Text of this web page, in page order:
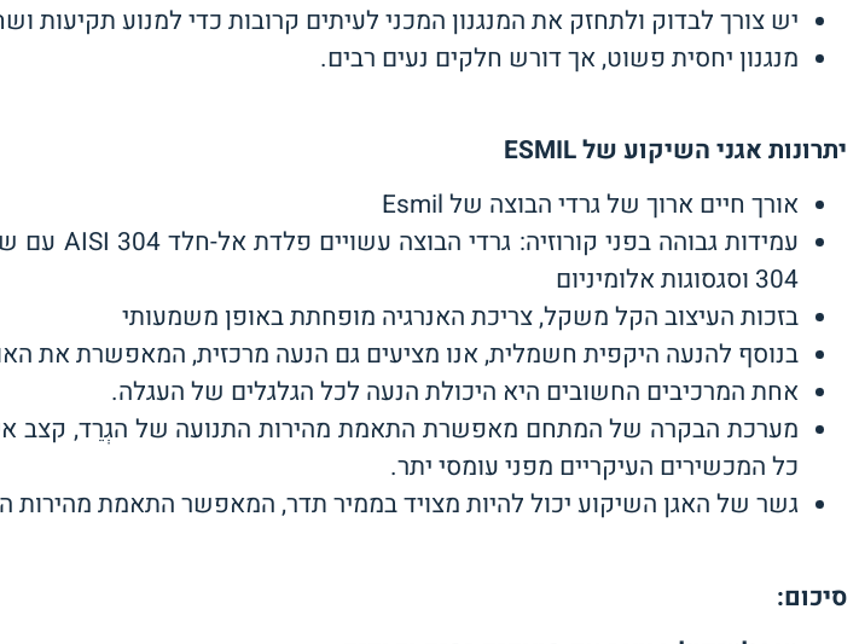
יש צורך לבדוק ולתחזק את המנגנון המכני לעיתים קרובות כדי למנוע תקיעות
מנגנון יחסית פשוט, אך דורש חלקים נעים רבים.
יתרונות אגני השיקוע שלESMIL
אורך חיים ארוך של גרדי הבוצה של Esmil
304 וסגסוגות אלומיניום
בזכות העיצוב הקל משקל, צריכת האנרגיה מופחתת באופן משמעותי
בנוסף להנעה היקפית חשמלית, אנו מציעים גם הנעה מרכזית, המאפשרת את
אחת המרכיבים החשובים היא היכולת הנעה לכל הגלגלים של העגלה.
מערכת הבקרה של המתחם מאפשרת התאמת מהירות התנועה של הגְרֵד, קצב
כל המכשירים העיקריים מפני עומסי יתר.
גשר של האגן השיקוע יכול להיות מצויד בממיר תדר, המאפשר התאמת מהירות
סיכום: